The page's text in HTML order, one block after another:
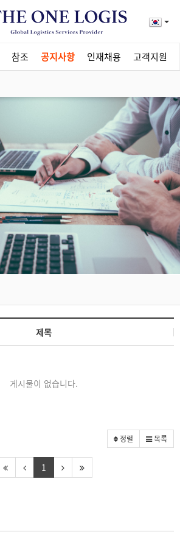
참조 공지사항 인재채용 고객지원
제목
게시물이 없습니다.
정렬 목록
1